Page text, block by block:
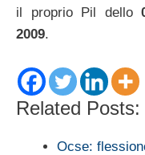
il proprio Pil dello
2009.
Related Posts:
Ocse: